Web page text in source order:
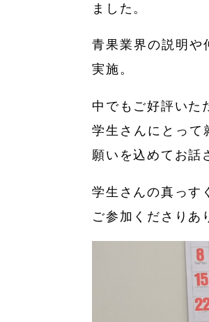
ました。
青果業界の説明や
実施。
中でもご好評いた
学生さんにとって
願いを込めてお話
学生さんの真っす
ご参加くださりあ